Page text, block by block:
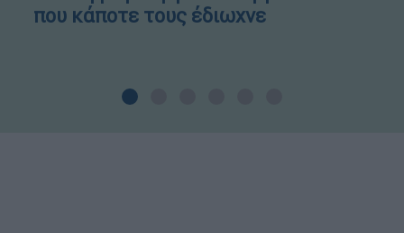
που κάποτε τους έδιωχνε